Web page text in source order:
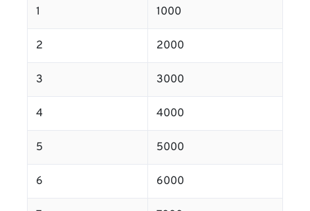
1 1000
2 2000
3 3000
4 4000
5 5000
6 6000